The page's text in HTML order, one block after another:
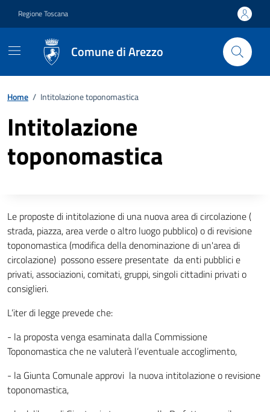
Regione Toscana
Comune di Arezzo
Home / Intitolazione toponomastica
Intitolazione
toponomastica
Descrizione completa
Le proposte di intitolazione di una nuova area di circolazione (
strada, piazza, area verde o altro luogo pubblico) o di revisione
toponomastica (modifica della denominazione di un'area di
circolazione) possono essere presentate da enti pubblici e
privati, associazioni, comitati, gruppi, singoli cittadini privati o
consiglieri.
L’iter di legge prevede che:
- la proposta venga esaminata dalla Commissione
Toponomastica che ne valuterà l’eventuale accoglimento,
- la Giunta Comunale approvi la nuova intitolazione o revisione
toponomastica,